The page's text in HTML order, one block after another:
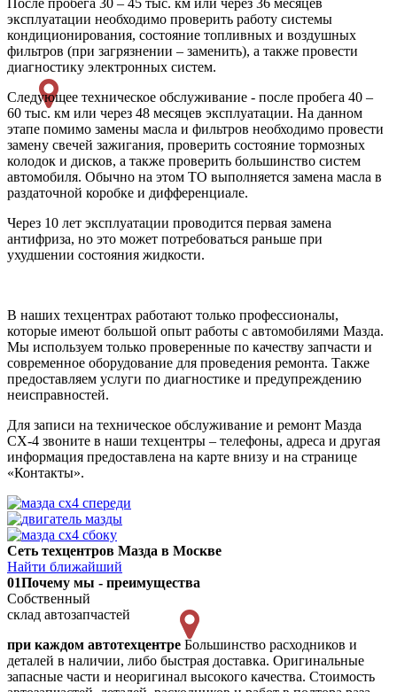
эксплуатации необходимо проверить работу системы
кондиционирования, состояние топливных и воздушных
фильтров (при загрязнении – заменить), а также провести
диагностику электронных систем.
Следующее техническое обслуживание - после пробега 40 –
60 тыс. км или через 48 месяцев эксплуатации. На данном
этапе помимо замены масла и фильтров необходимо провести
замену свечей зажигания, проверить состояние тормозных
колодок и дисков, а также проверить большинство систем
автомобиля. Обычно на этом ТО выполняется замена масла в
раздаточной коробке и дифференциале.
Через 10 лет эксплуатации проводится первая замена
антифриза, но это может потребоваться раньше при
ухудшении состояния жидкости.
В наших техцентрах работают только профессионалы,
которые имеют большой опыт работы с автомобилями Мазда.
Мы используем только проверенные по качеству запчасти и
современное оборудование для проведения ремонта. Также
предоставляем услуги по диагностике и предупреждению
неисправностей.
Для записи на техническое обслуживание и ремонт Мазда
СХ-4 звоните в наши техцентры – телефоны, адреса и другая
информация предоставлена на карте внизу и на странице
«Контакты».
Сеть техцентров Мазда в Москве
Найти ближайший
01Почему мы - преимущества
Собственный
склад автозапчастей
при каждом автотехцентре Большинство расходников и
деталей в наличии, либо быстрая доставка. Оригинальные
запасные части и неоригинал высокого качества. Стоимость